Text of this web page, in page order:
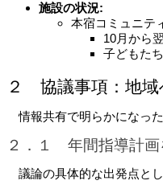
施設の状況:
本宿コミュニテ
10月から
子どもた
２　協議事項：地
情報共有で明らかになっ
２．１　年間指導計
議論の具体的な出発点と